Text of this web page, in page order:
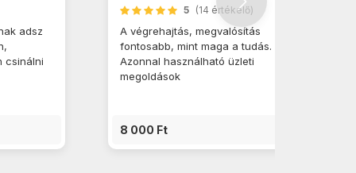
adsz
csinálni
5 (14 értékelő)
A végrehajtás, megvalósítás
fontosabb, mint maga a tudás.
Azonnal használható üzleti
megoldások
8 000 Ft